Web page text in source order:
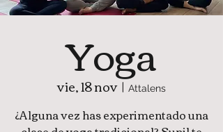
Yoga
vie, 18 nov
  |
Attalens
¿Alguna vez has experimentado una